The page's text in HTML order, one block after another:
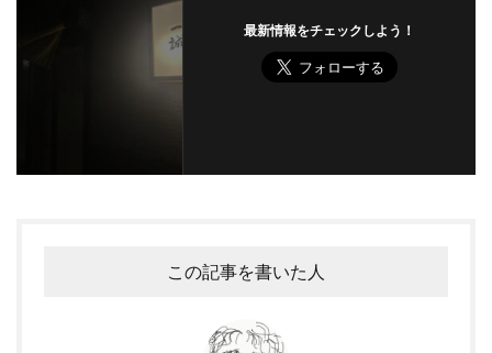
最新情報をチェックしよう！
この記事を書いた人